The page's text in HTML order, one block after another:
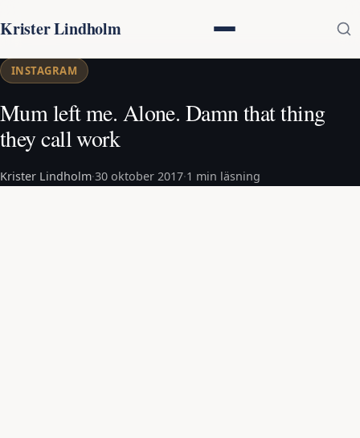
Krister Lindholm
INSTAGRAM
Mum left me. Alone. Damn that thing
they call work
Krister Lindholm·30 oktober 2017·1 min läsning